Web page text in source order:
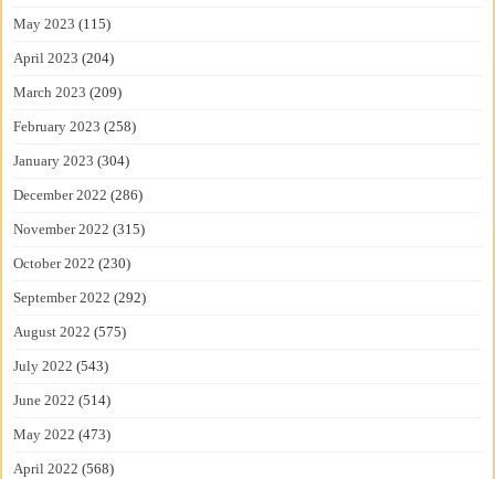
May 2023 (115)
April 2023 (204)
March 2023 (209)
February 2023 (258)
January 2023 (304)
December 2022 (286)
November 2022 (315)
October 2022 (230)
September 2022 (292)
August 2022 (575)
July 2022 (543)
June 2022 (514)
May 2022 (473)
April 2022 (568)